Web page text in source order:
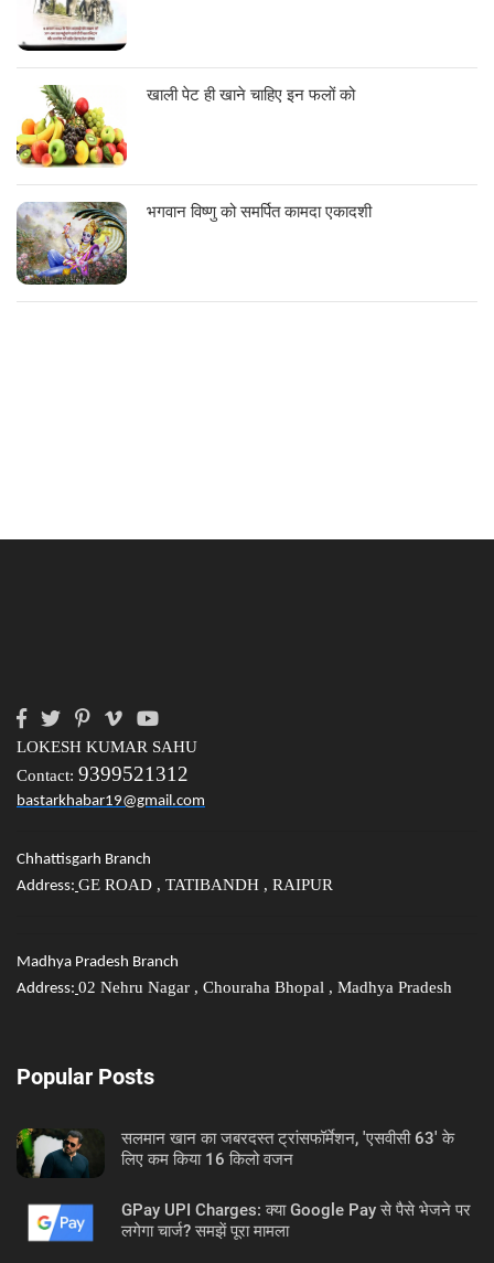
खाली पेट ही खाने चाहिए इन फलों को
भगवान विष्णु को समर्पित कामदा एकादशी
LOKESH KUMAR SAHU
Contact: 9399521312
bastarkhabar19@gmail.com
Chhattisgarh Branch
Address: GE ROAD , TATIBANDH , RAIPUR
Madhya Pradesh Branch
Address: 02 Nehru Nagar , Chouraha Bhopal , Madhya Pradesh
Popular Posts
सलमान खान का जबरदस्त ट्रांसफॉर्मेशन, 'एसवीसी 63' के
लिए कम किया 16 किलो वजन
GPay UPI Charges: क्या Google Pay से पैसे भेजने पर
लगेगा चार्ज? समझें पूरा मामला